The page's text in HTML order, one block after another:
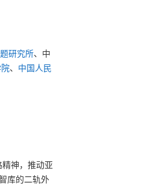
研究所、中
、 中国人民
精神，推动亚
库的二轨外